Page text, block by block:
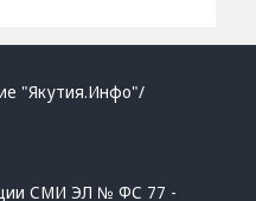
"Якутия.Инфо"/
СМИ ЭЛ № ФС 77 -